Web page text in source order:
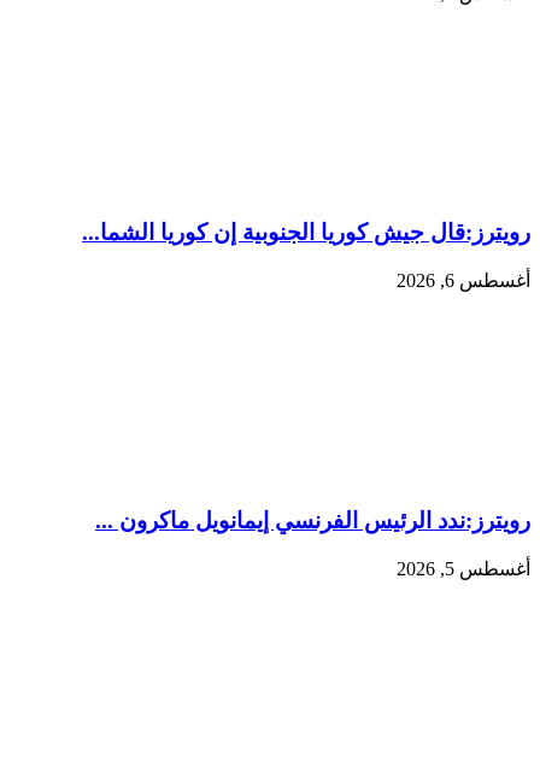
رويترز:‏قال جيش كوريا الجنوبية إن كوريا الشما...
أغسطس 6, 2026
رويترز:‏ندد الرئيس ​الفرنسي إيمانويل ماكرون ‌...
أغسطس 5, 2026